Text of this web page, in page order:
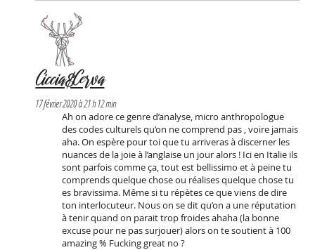
Ciccia&Cerva
17 février 2020 à 21 h 12 min
Ah on adore ce genre d’analyse, micro anthropologue
des codes culturels qu’on ne comprend pas , voire jamais
aha. On espère pour toi que tu arriveras à discerner les
nuances de la joie à l’anglaise un jour alors ! Ici en Italie ils
sont parfois comme ça, tout est bellissimo et à peine tu
comprends quelque chose ou réalises quelque chose tu
es bravissima. Même si tu répètes ce que viens de dire
ton interlocuteur. Nous on se dit qu’on a une réputation
à tenir quand on parait trop froides ahaha (la bonne
excuse pour ne pas surjouer) alors on te soutient à 100
amazing % Fucking great no ?